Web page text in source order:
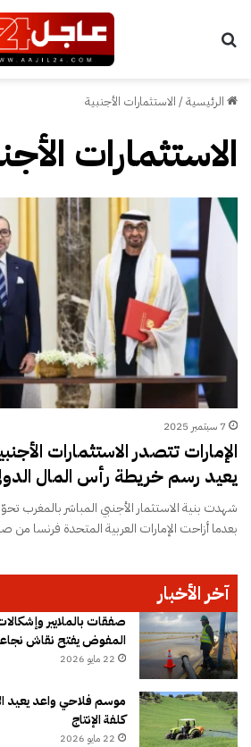
الرئيسية/ الاستثمارات الأجنبية
الاستثمارات
7 سبتمبر 2025
الإمارات تتصدر الاستثمارات
يعيد رسم خريطة رأس المال
بعدما أزاحت الإمارات العربية المتحدة فرنسا من
آخر الأخبار
صفقات بالملايير
المفوض يفتح نقاش نجاعة
22 مايو 2026
موسم فلاحي واعد يعيد
كلفة الإنتاج
22 مايو 2026